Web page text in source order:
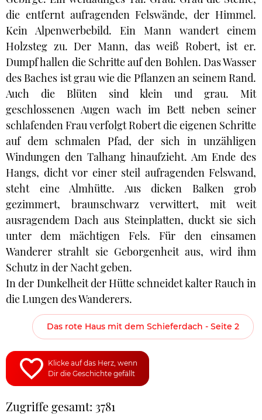
die entfernt aufragenden Felswände, der Himmel.
Kein Alpenwerbebild. Ein Mann wandert einem
Holzsteg zu. Der Mann, das weiß Robert, ist er.
Dumpf hallen die Schritte auf den Bohlen. Das Wasser
des Baches ist grau wie die Pflanzen an seinem Rand.
Auch die Blüten sind klein und grau. Mit
geschlossenen Augen wach im Bett neben seiner
schlafenden Frau verfolgt Robert die eigenen Schritte
auf dem schmalen Pfad, der sich in unzähligen
Windungen den Talhang hinaufzieht. Am Ende des
Hangs, dicht vor einer steil aufragenden Felswand,
steht eine Almhütte. Aus dicken Balken grob
gezimmert, braunschwarz verwittert, mit weit
ausragendem Dach aus Steinplatten, duckt sie sich
unter dem mächtigen Fels. Für den einsamen
Wanderer strahlt sie Geborgenheit aus, wird ihm
Schutz in der Nacht geben.
In der Dunkelheit der Hütte schneidet kalter Rauch in
die Lungen des Wanderers.
Das rote Haus mit dem Schieferdach - Seite 2
Klicke auf das Herz, wenn
Dir die Geschichte gefällt
Zugriffe gesamt: 3781